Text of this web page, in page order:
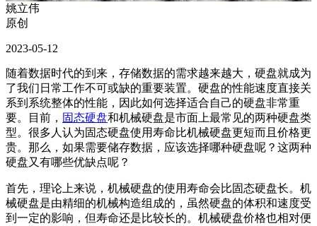
姚立伟
原创
2023-05-12
随着数据时代的到来，存储数据的需求越来越大，硬盘就成为
了我们日常工作不可或缺的重要装置。硬盘的性能速度直接关
系到系统整体的性能，因此如何选择适合自己的硬盘非常重
要。目前， 固态硬盘和机械硬盘是市面上最常见的两种硬盘类
型。很多人认为固态硬盘使用寿命比机械硬盘更短而且价格更
贵。那么，如果需要储存数据，应该选择哪种硬盘呢？这两种
硬盘又有哪些优缺点呢？
首先，理论上来说，机械硬盘的使用寿命会比固态硬盘长。机
械硬盘是由精细的机械构造组成的，虽然硬盘的体积和速度受
到一定的影响，但寿命还是比较长的。机械硬盘价格也相对便